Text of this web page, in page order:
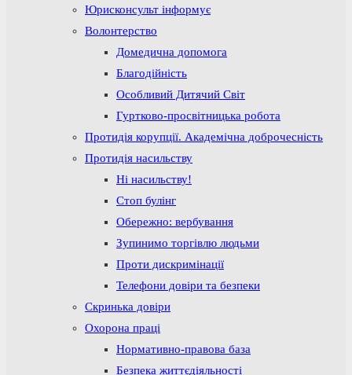
Юрисконсульт інформує
Волонтерство
Домедична допомога
Благодійність
Особливий Дитячий Світ
Гуртково-просвітницька робота
Протидія корупції. Академічна доброчесність
Протидія насильству
Ні насильству!
Стоп булінг
Обережно: вербування
Зупинимо торгівлю людьми
Проти дискримінації
Телефони довіри та безпеки
Скринька довіри
Охорона праці
Нормативно-правова база
Безпека життєдіяльності